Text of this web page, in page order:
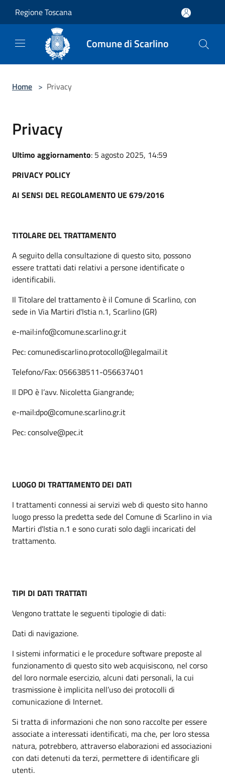
Regione Toscana
Comune di Scarlino
Home > Privacy
Privacy
Ultimo aggiornamento: 5 agosto 2025, 14:59
PRIVACY POLICY
AI SENSI DEL REGOLAMENTO UE 679/2016
TITOLARE DEL TRATTAMENTO
A seguito della consultazione di questo sito, possono
essere trattati dati relativi a persone identificate o
identificabili.
Il Titolare del trattamento è il Comune di Scarlino, con
sede in Via Martiri d'Istia n.1, Scarlino (GR)
e-mail:info@comune.scarlino.gr.it
Pec: comunediscarlino.protocollo@legalmail.it
Telefono/Fax: 056638511-056637401
Il DPO è l’avv. Nicoletta Giangrande;
e-mail:dpo@comune.scarlino.gr.it
Pec: consolve@pec.it
LUOGO DI TRATTAMENTO DEI DATI
I trattamenti connessi ai servizi web di questo sito hanno
luogo presso la predetta sede del Comune di Scarlino in via
Martiri d'Istia n.1 e sono curati solo dagli incaricati del
trattamento.
TIPI DI DATI TRATTATI
Vengono trattate le seguenti tipologie di dati:
Dati di navigazione.
I sistemi informatici e le procedure software preposte al
funzionamento di questo sito web acquisiscono, nel corso
del loro normale esercizio, alcuni dati personali, la cui
trasmissione è implicita nell’uso dei protocolli di
comunicazione di Internet.
Si tratta di informazioni che non sono raccolte per essere
associate a interessati identificati, ma che, per loro stessa
natura, potrebbero, attraverso elaborazioni ed associazioni
con dati detenuti da terzi, permettere di identificare gli
utenti.